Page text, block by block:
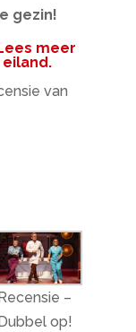
gezin!
meer
van
Recensie –
Dubbel op!